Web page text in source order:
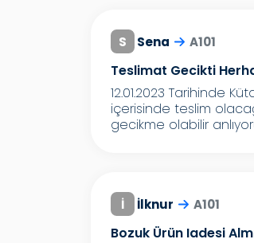
S Sena A101
Teslimat Gecikti
12.01.2023 Tarihinde
içerisinde teslim
gecikme olabilir
İ İlknur A101
Bozuk Ürün Iadesi